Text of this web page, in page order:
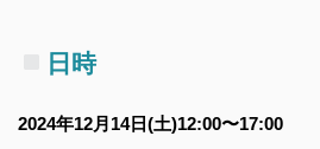
日時
2024年12月14日(土)12:00〜17:00